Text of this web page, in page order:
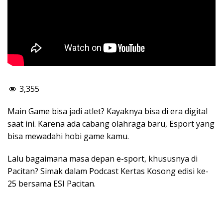
3,355
Main Game bisa jadi atlet? Kayaknya bisa di era digital
saat ini. Karena ada cabang olahraga baru, Esport yang
bisa mewadahi hobi game kamu.
Lalu bagaimana masa depan e-sport, khususnya di
Pacitan? Simak dalam Podcast Kertas Kosong edisi ke-
25 bersama ESI Pacitan.